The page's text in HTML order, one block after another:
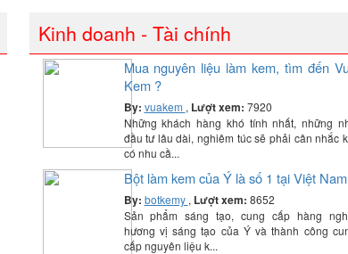
Kinh doanh - Tài chính
Mua nguyên liệu làm kem, tìm đến
Kem ?
By: vuakem , Lượt xem: 7920
Những khách hàng khó tính nhất, những
đầu tư lâu dài, nghiêm túc sẽ phải cân nhắc
có nhu cầ...
Bột làm kem của Ý là số 1 tại Việt Nam
By: botkemy , Lượt xem: 8652
Sản phẩm sáng tạo, cung cấp hàng
hương vị sáng tạo của Ý và thành công
cấp nguyên liệu k...